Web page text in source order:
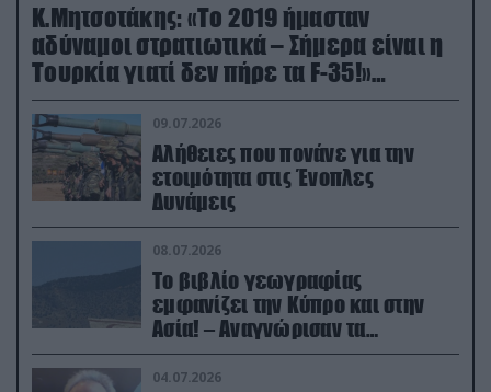
Κ.Μητσοτάκης: «Το 2019 ήμασταν
αδύναμοι στρατιωτικά – Σήμερα είναι η
Τουρκία γιατί δεν πήρε τα F-35!»
(βίντεο)
09.07.2026
Αλήθειες που πονάνε για την
ετοιμότητα στις Ένοπλες
Δυνάμεις
08.07.2026
Το βιβλίο γεωγραφίας
εμφανίζει την Κύπρο και στην
Ασία! – Αναγνώρισαν τα
κατεχόμενα; (φωτο)
04.07.2026